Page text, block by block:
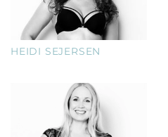
HEIDI SEJERSEN